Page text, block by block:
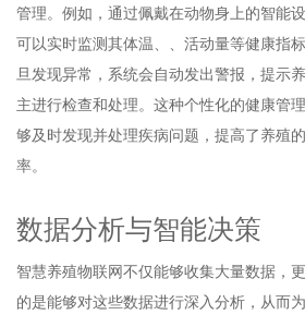
管理。例如，通过佩戴在动物身上的智能设
可以实时监测其体温、、活动量等健康指
旦发现异常，系统会自动发出警报，提示
主进行检查和处理。这种个性化的健康管
够及时发现并处理疾病问题，提高了养殖
率。
数据分析与智能决策
智慧养殖物联网不仅能够收集大量数据，
的是能够对这些数据进行深入分析，从而